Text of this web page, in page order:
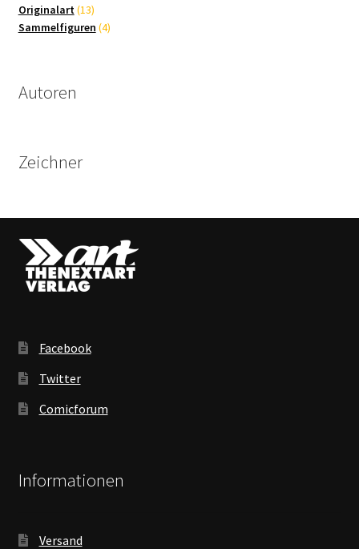
Originalart 1313
Produkte
Sammelfiguren 44
Autoren
Zeichner
Facebook
Twitter
Comicforum
Informationen
Versand